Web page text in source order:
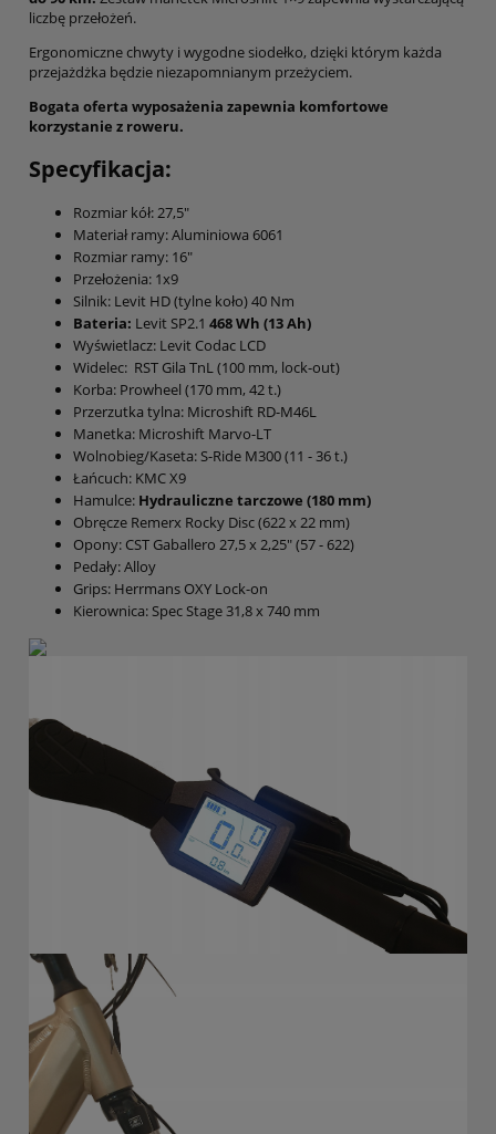
liczbę przełożeń.
Ergonomiczne chwyty i wygodne siodełko, dzięki którym każda
przejażdżka będzie niezapomnianym przeżyciem.
Bogata oferta wyposażenia zapewnia komfortowe
korzystanie z roweru.
Specyfikacja:
Rozmiar kół: 27,5"
Materiał ramy: Aluminiowa 6061
Rozmiar ramy: 16"
Przełożenia: 1x9
Silnik: Levit HD (tylne koło) 40 Nm
Bateria: Levit SP2.1 468 Wh (13 Ah)
Wyświetlacz: Levit Codac LCD
Widelec: RST Gila TnL (100 mm, lock-out)
Korba: Prowheel (170 mm, 42 t.)
Przerzutka tylna: Microshift RD-M46L
Manetka: Microshift Marvo-LT
Wolnobieg/Kaseta: S-Ride M300 (11 - 36 t.)
Łańcuch: KMC X9
Hamulce: Hydrauliczne tarczowe (180 mm)
Obręcze Remerx Rocky Disc (622 x 22 mm)
Opony: CST Gaballero 27,5 x 2,25" (57 - 622)
Pedały: Alloy
Grips: Herrmans OXY Lock-on
Kierownica: Spec Stage 31,8 x 740 mm